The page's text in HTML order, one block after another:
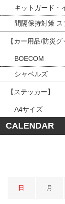
キットガード・
間隔保持対策 ス
【カー用品/防災グ
BOECOM
シャベルズ
【ステッカー】
A4サイズ
CALENDAR
日 月